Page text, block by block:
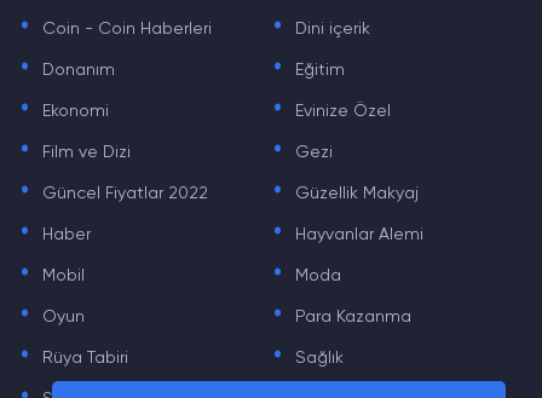
Coin - Coin Haberleri Dini içerik
. Donanım . Eğitim
. Ekonomi . Evinize Özel
. Film ve Dizi . Gezi
. Güncel Fiyatlar 2022 . Güzellik Makyaj
. Haber . Hayvanlar Alemi
. Mobil . Moda
. Oyun . Para Kazanma
. Rüya Tabiri . Sağlık
. .